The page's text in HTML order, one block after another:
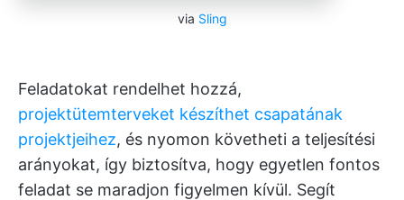
via Sling
Feladatokat rendelhet hozzá,
projektütemterveket készíthet csapatának
projektjeihez, és nyomon követheti a teljesítési
arányokat, így biztosítva, hogy egyetlen fontos
feladat se maradjon figyelmen kívül. Segít